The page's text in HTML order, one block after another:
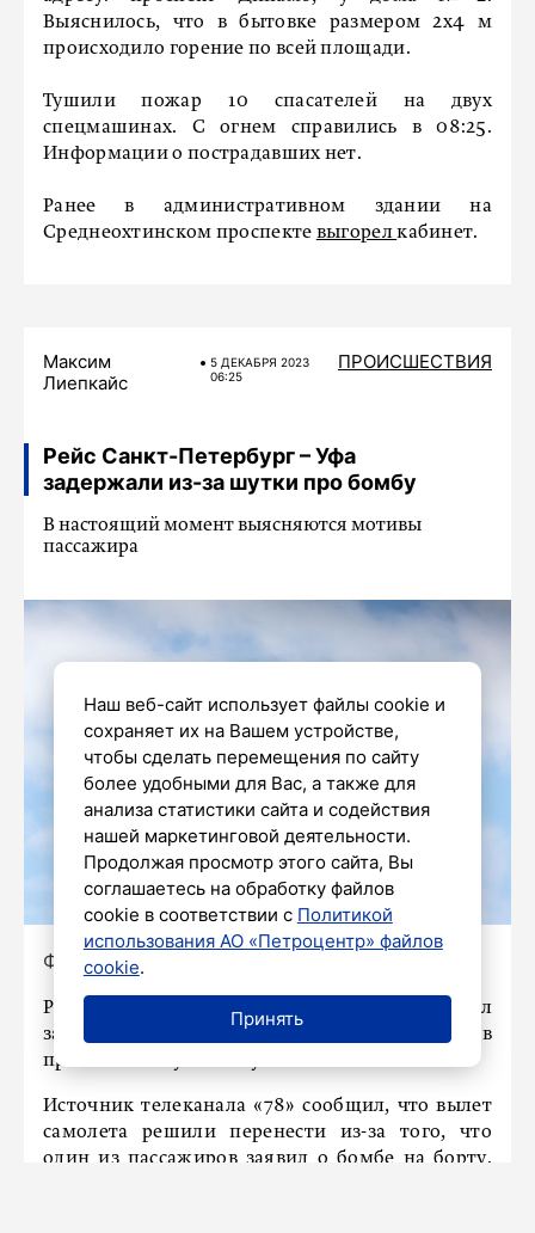
Выяснилось, что в бытовке размером 2х4 м
происходило горение по всей площади.
Тушили пожар 10 спасателей на двух
спецмашинах. С огнем справились в 08:25.
Информации о пострадавших нет.
Ранее в административном здании на
Среднеохтинском проспекте выгорелкабинет.
Максим
Лиепкайс
5 ДЕКАБРЯ 2023
06:25
ПРОИСШЕСТВИЯ
Рейс Санкт-Петербург – Уфа
задержали из-за шутки про бомбу
В настоящий момент выясняются мотивы
пассажира
Фото: Олег Золото/«Петербургский дневник»
Рейс DP 559 Санкт-Петербург – Уфа был
задержан из-за шутки одного из пассажиров
про заложенную бомбу.
Источник телеканала «78» сообщил, что вылет
самолета решили перенести из-за того, что
один из пассажиров заявил о бомбе на борту.
Наш веб-сайт использует файлы cookie и
сохраняет их на Вашем устройстве,
чтобы сделать перемещения по сайту
более удобными для Вас, а также для
анализа статистики сайта и содействия
нашей маркетинговой деятельности.
Продолжая просмотр этого сайта, Вы
соглашаетесь на обработку файлов
cookie в соответствии с Политикой
использования АО «Петроцентр» файлов
cookie.
Принять